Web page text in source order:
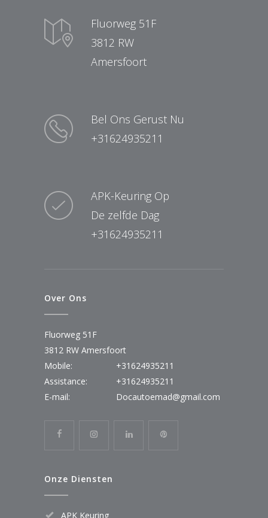
Fluorweg 51F
3812 RW
Amersfoort
Bel Ons Gerust Nu
+31624935211
APK-Keuring Op
De zelfde Dag
+31624935211
Over Ons
Fluorweg 51F
3812 RW Amersfoort
Mobile:
+31624935211
Assistance:
+31624935211
E-mail:
Docautoemad@gmail.com
Onze Diensten
APK Keuring